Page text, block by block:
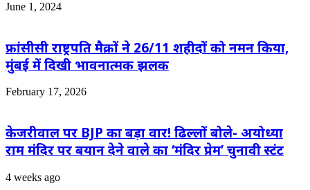
June 1, 2024
फ्रांसीसी राष्ट्रपति मैक्रों ने 26/11 शहीदों को नमन किया,
मुंबई में दिखी भावनात्मक झलक
February 17, 2026
केजरीवाल पर BJP का बड़ा वार! ढिल्लों बोले- अयोध्या
राम मंदिर पर बयान देने वाले का ‘मंदिर प्रेम’ चुनावी स्टंट
4 weeks ago